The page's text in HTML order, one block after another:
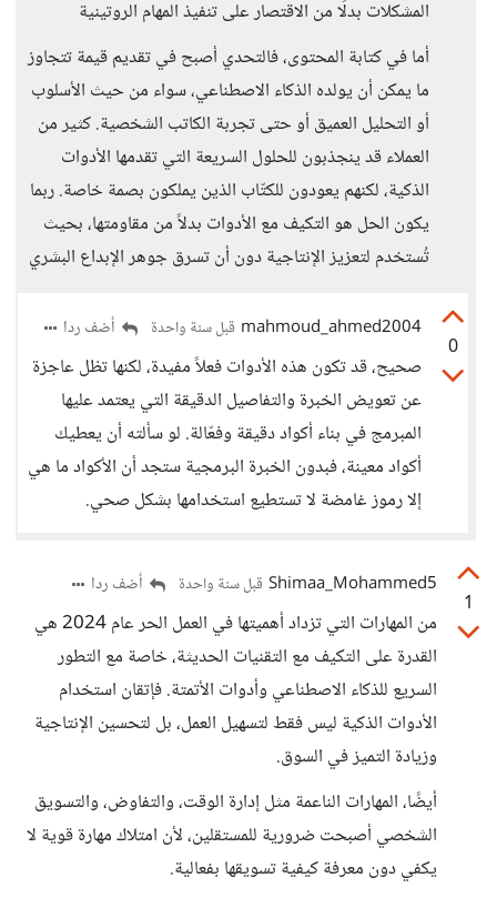
المشكلات بدلًا من الاقتصار على تنفيذ المهام الروتينية
أما في كتابة المحتوى، فالتحدي أصبح في تقديم قيمة تتجاوز
ما يمكن أن يولده الذكاء الاصطناعي، سواء من حيث الأسلوب
أو التحليل العميق أو حتى تجربة الكاتب الشخصية. كثير من
العملاء قد ينجذبون للحلول السريعة التي تقدمها الأدوات
الذكية، لكنهم يعودون للكتّاب الذين يملكون بصمة خاصة. ربما
يكون الحل هو التكيف مع الأدوات بدلاً من مقاومتها، بحيث
تُستخدم لتعزيز الإنتاجية دون أن تسرق جوهر الإبداع البشري
0
mahmoud_ahmed2004 قبل سنة واحدة أضف ردا
صحيح، قد تكون هذه الأدوات فعلاً مفيدة، لكنها تظل عاجزة
عن تعويض الخبرة والتفاصيل الدقيقة التي يعتمد عليها
المبرمج في بناء أكواد دقيقة وفعّالة. لو سألته أن يعطيك
أكواد معينة، فبدون الخبرة البرمجية ستجد أن الأكواد ما هي
إلا رموز غامضة لا تستطيع استخدامها بشكل صحي.
1
Shimaa_Mohammed5 قبل سنة واحدة أضف ردا
من المهارات التي تزداد أهميتها في العمل الحر عام 2024 هي
القدرة على التكيف مع التقنيات الحديثة، خاصة مع التطور
السريع للذكاء الاصطناعي وأدوات الأتمتة. فإتقان استخدام
الأدوات الذكية ليس فقط لتسهيل العمل، بل لتحسين الإنتاجية
وزيادة التميز في السوق.
أيضًا، المهارات الناعمة مثل إدارة الوقت، والتفاوض، والتسويق
الشخصي أصبحت ضرورية للمستقلين، لأن امتلاك مهارة قوية لا
يكفي دون معرفة كيفية تسويقها بفعالية.